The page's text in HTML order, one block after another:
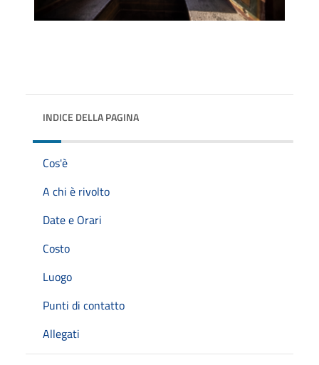
INDICE DELLA PAGINA
Cos'è
A chi è rivolto
Date e Orari
Costo
Luogo
Punti di contatto
Allegati